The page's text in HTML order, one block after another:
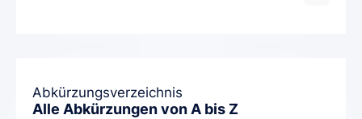
Abkürzungsverzeichnis
Alle Abkürzungen von A bis Z